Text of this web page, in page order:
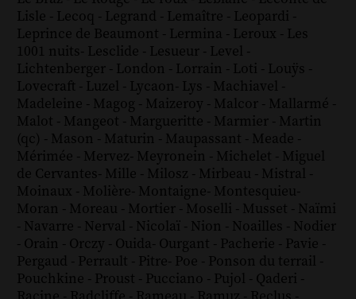
Lisle - Lecoq - Legrand - Lemaître - Leopardi -
Leprince de Beaumont - Lermina - Leroux - Les
1001 nuits- Lesclide - Lesueur - Level -
Lichtenberger - London - Lorrain - Loti - Louÿs -
Lovecraft - Luzel - Lycaon- Lys - Machiavel -
Madeleine - Magog - Maizeroy - Malcor - Mallarmé -
Malot - Mangeot - Margueritte - Marmier - Martin
(qc) - Mason - Maturin - Maupassant - Meade -
Mérimée - Mervez- Meyronein - Michelet - Miguel
de Cervantes- Mille - Milosz - Mirbeau - Mistral -
Moinaux - Molière- Montaigne- Montesquieu-
Moran - Moreau - Mortier - Moselli - Musset - Naïmi
- Navarre - Nerval - Nicolaï - Nion - Noailles - Nodier
- Orain - Orczy - Ouida- Ourgant - Pacherie - Pavie -
Pergaud - Perrault - Pitre- Poe - Ponson du terrail -
Pouchkine - Proust - Pucciano - Pujol - Qaderi -